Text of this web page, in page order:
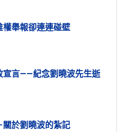
權舉報卻連連碰壁
宣言——紀念劉曉波先生逝
關於劉曉波的紮記